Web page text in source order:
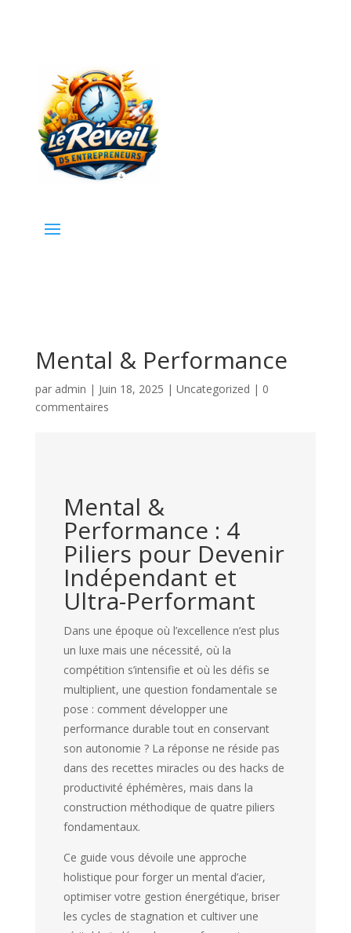
Mental & Performance
par admin | Juin 18, 2025 | Uncategorized | 0
commentaires
Mental &
Performance : 4
Piliers pour Devenir
Indépendant et
Ultra-Performant
Dans une époque où l’excellence n’est plus
un luxe mais une nécessité, où la
compétition s’intensifie et où les défis se
multiplient, une question fondamentale se
pose : comment développer une
performance durable tout en conservant
son autonomie ? La réponse ne réside pas
dans des recettes miracles ou des hacks de
productivité éphémères, mais dans la
construction méthodique de quatre piliers
fondamentaux.
Ce guide vous dévoile une approche
holistique pour forger un mental d’acier,
optimiser votre gestion énergétique, briser
les cycles de stagnation et cultiver une